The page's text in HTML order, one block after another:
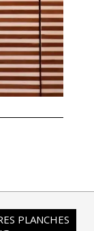
PLANCHES